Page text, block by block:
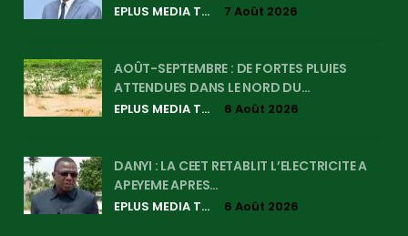
EPLUS MEDIA TV 7 Août 2026
AOÛT-SEPTEMBRE : DE FORTES PLUIES
ATTENDUES DANS LE NORD DU…
EPLUS MEDIA TV 6 Août 2026
DANYI : LA CEET RETABLIT L’ELECTRICITE A
APEYEME APRES…
EPLUS MEDIA TV 6 Août 2026